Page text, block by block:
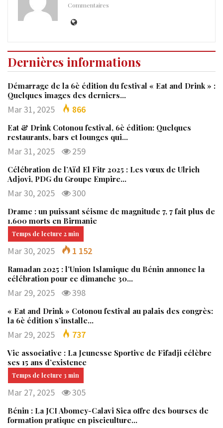
Commentaires
Dernières informations
Démarrage de la 6è édition du festival « Eat and Drink » :
Quelques images des derniers…
Mar 31, 2025 866
Eat & Drink Cotonou festival, 6è édition: Quelques
restaurants, bars et lounges qui…
Mar 31, 2025 259
Célébration de l’Aïd El Fitr 2025 : Les vœux de Ulrich
Adjovi, PDG du Groupe Empire…
Mar 30, 2025 300
Drame : un puissant séisme de magnitude 7, 7 fait plus de
1.600 morts en Birmanie
Mar 30, 2025 1 152
Ramadan 2025 : l’Union Islamique du Bénin annonce la
célébration pour ce dimanche 30…
Mar 29, 2025 398
« Eat and Drink » Cotonou festival au palais des congrès:
la 6è édition s’installe…
Mar 29, 2025 737
Vie associative : La Jeunesse Sportive de Fifadji célèbre
ses 15 ans d’existence
Mar 27, 2025 305
Bénin : La JCI Abomey-Calavi Sica offre des bourses de
formation pratique en pisciculture…